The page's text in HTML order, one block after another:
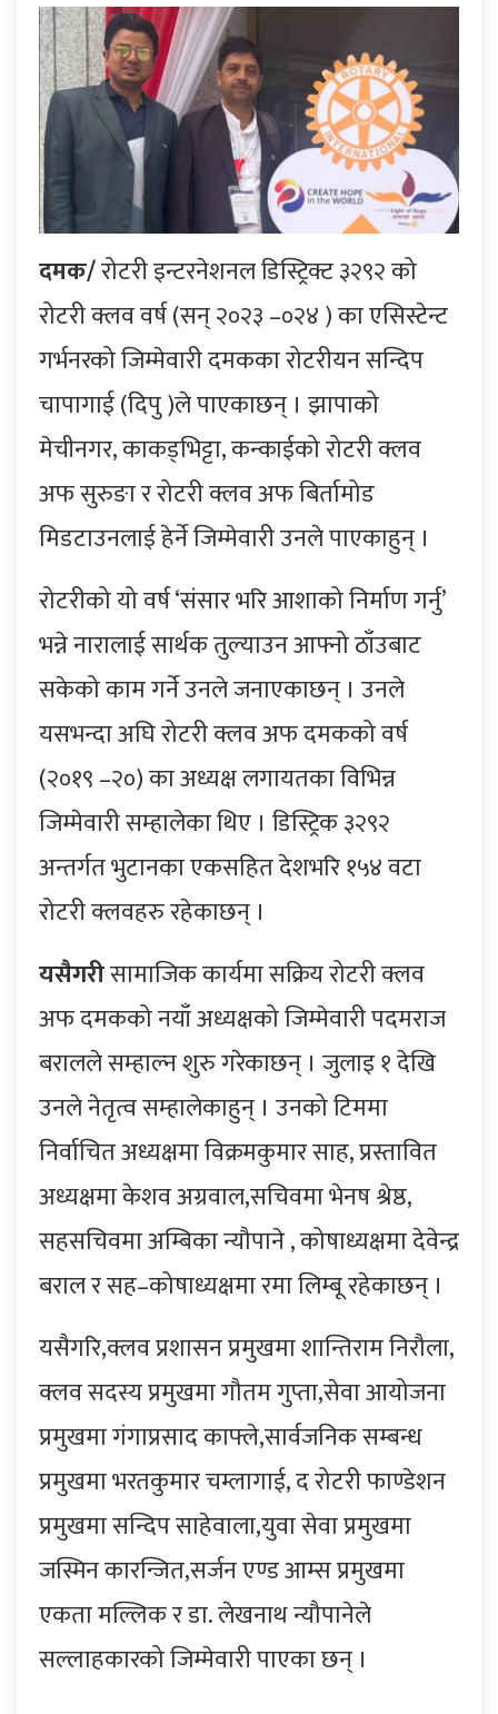
दमक/रोटरी इन्टरनेशनल डिस्ट्रिक्ट ३२९२ को
रोटरी क्लव वर्ष (सन् २०२३ –०२४ ) का एसिस्टेन्ट
गर्भनरको जिम्मेवारी दमकका रोटरीयन सन्दिप
चापागाई (दिपु )ले पाएकाछन् । झापाको
मेचीनगर, काकड्भिट्टा, कन्काईको रोटरी क्लव
अफ सुरुङा र रोटरी क्लव अफ बिर्तामोड
मिडटाउनलाई हेर्ने जिम्मेवारी उनले पाएकाहुन् ।
रोटरीको यो वर्ष ‘संसार भरि आशाको निर्माण गर्नु’
भन्ने नारालाई सार्थक तुल्याउन आफ्नो ठाँउबाट
सकेको काम गर्ने उनले जनाएकाछन् । उनले
यसभन्दा अघि रोटरी क्लव अफ दमकको वर्ष
(२०१९ –२०) का अध्यक्ष लगायतका विभिन्न
जिम्मेवारी सम्हालेका थिए । डिस्ट्रिक ३२९२
अन्तर्गत भुटानका एकसहित देशभरि १५४ वटा
रोटरी क्लवहरु रहेकाछन् ।
यसैगरीसामाजिक कार्यमा सक्रिय रोटरी क्लव
अफ दमकको नयाँ अध्यक्षको जिम्मेवारी पदमराज
बरालले सम्हाल्न शुरु गरेकाछन् । जुलाइ १ देखि
उनले नेतृत्व सम्हालेकाहुन् । उनको टिममा
निर्वाचित अध्यक्षमा विक्रमकुमार साह, प्रस्तावित
अध्यक्षमा केशव अग्रवाल,सचिवमा भेनष श्रेष्ठ,
सहसचिवमा अम्बिका न्यौपाने , कोषाध्यक्षमा देवेन्द्र
बराल र सह–कोषाध्यक्षमा रमा लिम्बू रहेकाछन् ।
यसैगरि,क्लव प्रशासन प्रमुखमा शान्तिराम निरौला,
क्लव सदस्य प्रमुखमा गौतम गुप्ता,सेवा आयोजना
प्रमुखमा गंगाप्रसाद काफ्ले,सार्वजनिक सम्बन्ध
प्रमुखमा भरतकुमार चम्लागाई, द रोटरी फाण्डेशन
प्रमुखमा सन्दिप साहेवाला,युवा सेवा प्रमुखमा
जस्मिन कारन्जित,सर्जन एण्ड आम्स प्रमुखमा
एकता मल्लिक र डा. लेखनाथ न्यौपानेले
सल्लाहकारको जिम्मेवारी पाएका छन् ।